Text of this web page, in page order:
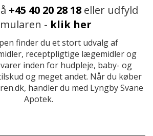
+45 40 20 28 18eller udfyld
- klik her
finder du et stort udvalg af
receptpligtige lægemidler og
inden for hudpleje, baby- og
og meget andet. Når du køber
handler du med Lyngby Svane
Apotek.